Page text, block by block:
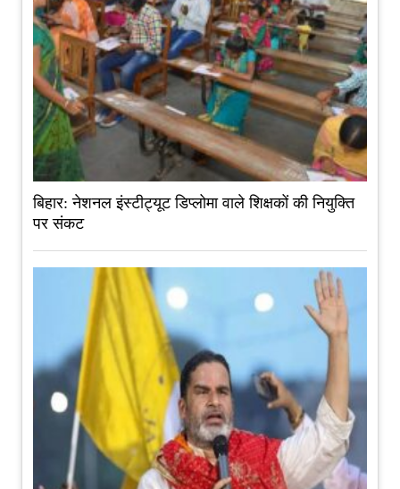
बिहार: नेशनल इंस्टीट्यूट डिप्लोमा वाले शिक्षकों की नियुक्ति
पर संकट